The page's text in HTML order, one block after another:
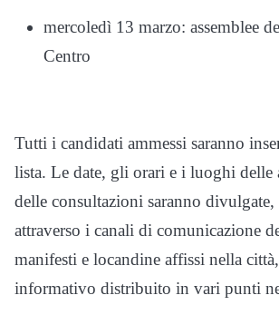
mercoledì 13 marzo: assemblee
Centro
Tutti i candidati ammessi saranno
lista. Le date, gli orari e i luoghi delle
delle consultazioni saranno divulgate,
attraverso i canali di comunicazione
manifesti e locandine affissi nella
informativo distribuito in vari punti